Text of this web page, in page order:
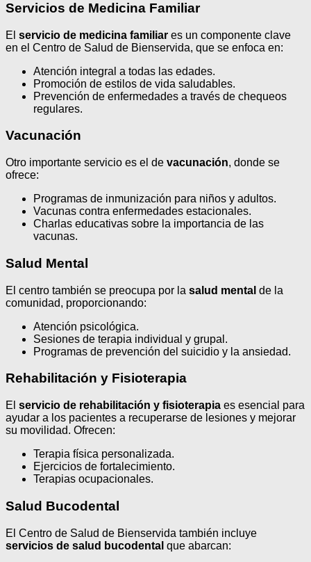
Servicios de Medicina Familiar
El servicio de medicina familiar es un componente clave
en el Centro de Salud de Bienservida, que se enfoca en:
Atención integral a todas las edades.
Promoción de estilos de vida saludables.
Prevención de enfermedades a través de chequeos
regulares.
Vacunación
Otro importante servicio es el de vacunación, donde se
ofrece:
Programas de inmunización para niños y adultos.
Vacunas contra enfermedades estacionales.
Charlas educativas sobre la importancia de las
vacunas.
Salud Mental
El centro también se preocupa por la salud mental de la
comunidad, proporcionando:
Atención psicológica.
Sesiones de terapia individual y grupal.
Programas de prevención del suicidio y la ansiedad.
Rehabilitación y Fisioterapia
El servicio de rehabilitación y fisioterapia es esencial para
ayudar a los pacientes a recuperarse de lesiones y mejorar
su movilidad. Ofrecen:
Terapia física personalizada.
Ejercicios de fortalecimiento.
Terapias ocupacionales.
Salud Bucodental
El Centro de Salud de Bienservida también incluye
servicios de salud bucodental que abarcan: